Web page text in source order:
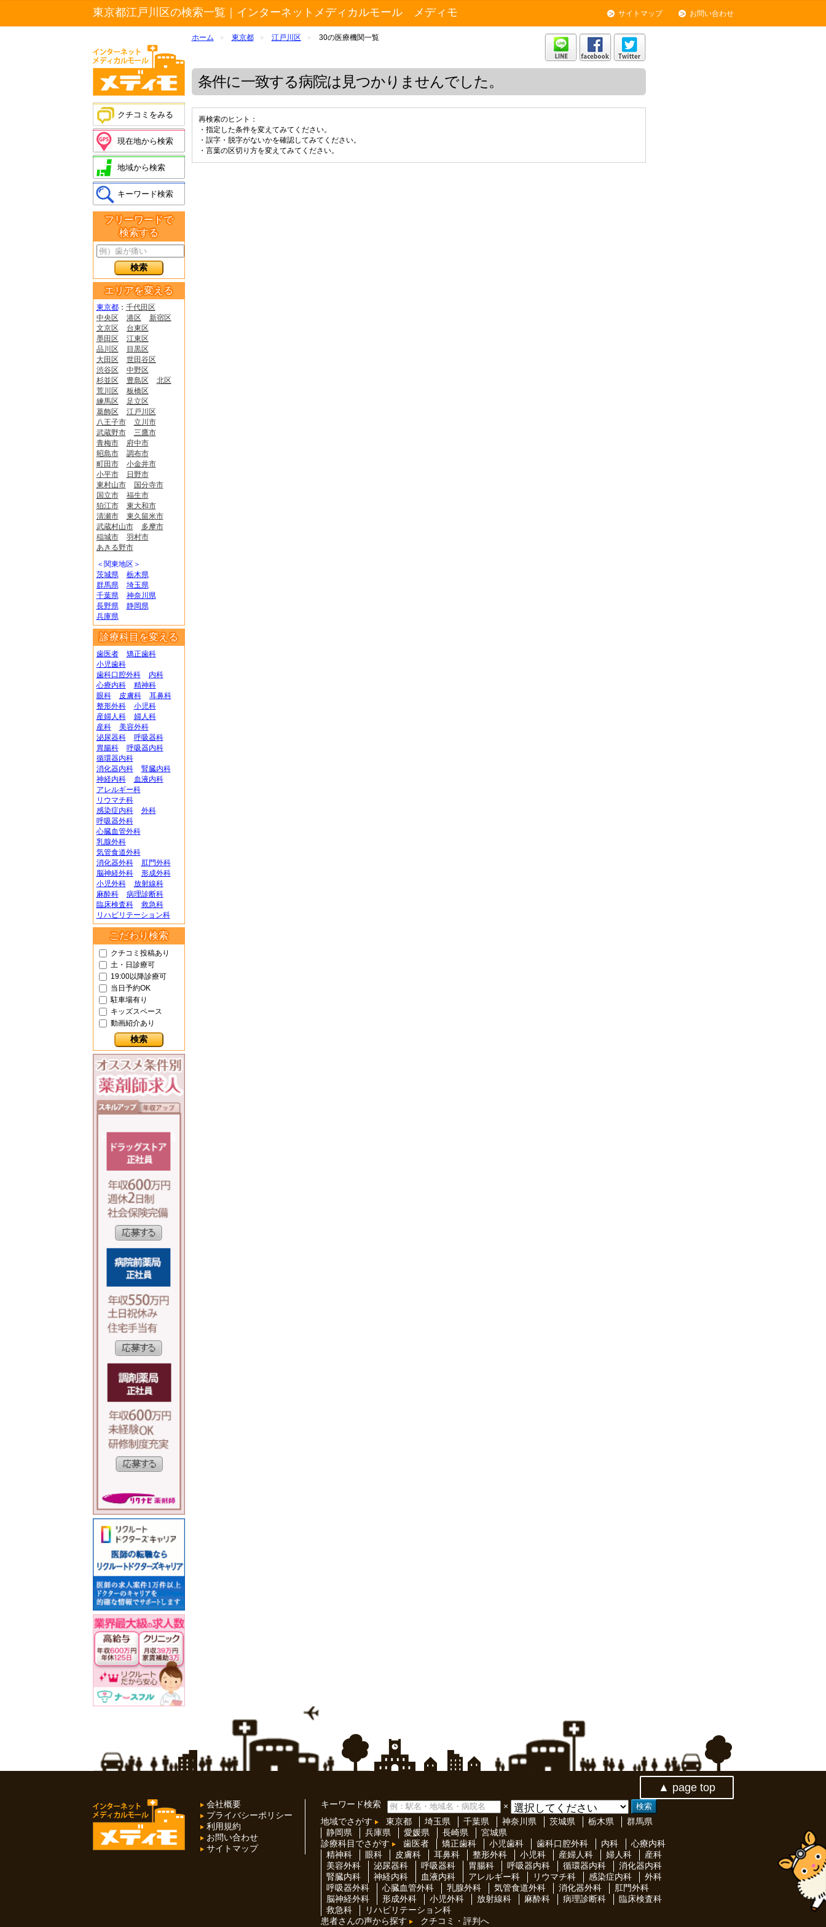
東京都江戸川区の検索一覧｜インターネットメディカルモール メディモ サイトマップ お問い合わせ
クチコミをみる
現在地から検索
地域から検索
キーワード検索
フリーワードで
検索する
エリアを変える
東京都： 千代田区
中央区
港区
新宿区
文京区
台東区
墨田区
江東区
品川区
目黒区
大田区
世田谷区
渋谷区
中野区
杉並区
豊島区
北区
荒川区
板橋区
練馬区
足立区
葛飾区
江戸川区
八王子市
立川市
武蔵野市
三鷹市
青梅市
府中市
昭島市
調布市
町田市
小金井市
小平市
日野市
東村山市
国分寺市
国立市
福生市
狛江市
東大和市
清瀬市
東久留米市
武蔵村山市
多摩市
稲城市
羽村市
あきる野市
＜関東地区＞
茨城県
栃木県
群馬県
埼玉県
千葉県
神奈川県
長野県
静岡県
兵庫県
診療科目を変える
歯医者
矯正歯科
小児歯科
歯科口腔外科
内科
心療内科
精神科
眼科
皮膚科
耳鼻科
整形外科
小児科
産婦人科
婦人科
産科
美容外科
泌尿器科
呼吸器科
胃腸科
呼吸器内科
循環器内科
消化器内科
腎臓内科
神経内科
血液内科
アレルギー科
リウマチ科
感染症内科
外科
呼吸器外科
心臓血管外科
乳腺外科
気管食道外科
消化器外科
肛門外科
脳神経外科
形成外科
小児外科
放射線科
麻酔科
病理診断科
臨床検査科
救急科
リハビリテーション科
こだわり検索
クチコミ投稿あり
土・日診療可
19:00以降診療可
当日予約OK
駐車場有り
キッズスペース
動画紹介あり
ホーム > 東京都 > 江戸川区 > 30の医療機関一覧
条件に一致する病院は見つかりませんでした。
再検索のヒント：
・指定した条件を変えてみてください。
・誤字・脱字がないかを確認してみてください。
・言葉の区切り方を変えてみてください。
▲ page top
会社概要
プライバシーポリシー
利用規約
お問い合わせ
サイトマップ
キーワード検索
×
地域でさがす
東京都 埼玉県 千葉県 神奈川県 茨城県 栃木県
群馬県
静岡県
兵庫県 愛媛県 長崎県
宮城県
診療科目でさがす
歯医者 矯正歯科 小児歯科 歯科口腔外科 内科
心療内科
精神科
眼科 皮膚科 耳鼻科 整形外科 小児科 産婦人科 婦人科
産科
美容外科
泌尿器科 呼吸器科 胃腸科 呼吸器内科 循環器内科
消化器内科
腎臓内科
神経内科 血液内科 アレルギー科 リウマチ科 感染症内科
外科
呼吸器外科
心臓血管外科 乳腺外科 気管食道外科 消化器外科
肛門外科
脳神経外科
形成外科 小児外科 放射線科 麻酔科 病理診断科
臨床検査科
救急科
リハビリテーション科
患者さんの声から探す
クチコミ・評判へ